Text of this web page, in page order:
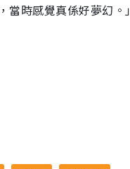
當時感覺真係好夢幻。」